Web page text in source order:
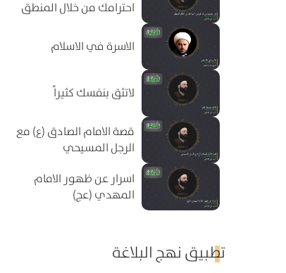
احترامك من خلال المنطق
الاسرة في الاسلام
لاتثق بنفسك كثيراً
قصة الامام الصادق (ع) مع
الرجل المسيحي
اسرار عن ظهور الامام
المهدي (عج)
تطبيق نهج البلاغة